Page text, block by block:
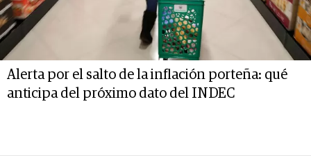
Alerta por el salto de la inflación porteña: qué
anticipa del próximo dato del INDEC